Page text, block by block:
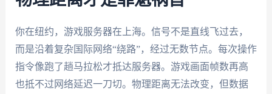
你在纽约，游戏服务器在上海。信号不是直线飞过去，
而是沿着复杂国际网络“绕路”，经过无数节点。每次操作
指令像跑了趟马拉松才抵达服务器。游戏画面帧数再高
也抵不过网络延迟一刀切。物理距离无法改变，但数据